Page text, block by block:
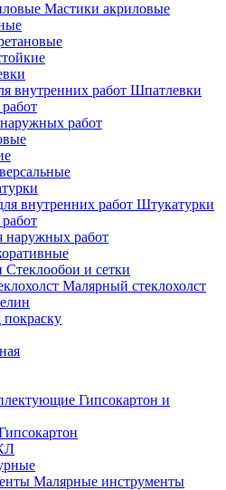
Мастики акриловые
Шпатлевки
работ
Штукатурки
наружных работ
Стеклообои и сетки
Малярный стеклохолст
Гипсокартон и
Малярные инструменты